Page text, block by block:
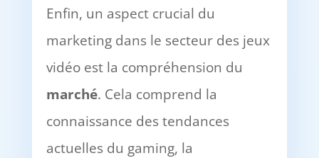
Enfin, un aspect crucial du
marketing dans le secteur des jeux
vidéo est la compréhension du
marché. Cela comprend la
connaissance des tendances
actuelles du gaming, la